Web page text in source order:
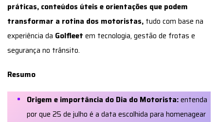
práticas, conteúdos úteis e orientações que podem
transformar a rotina dos motoristas, tudo com base na
experiência da Golfleet em tecnologia, gestão de frotas e
segurança no trânsito.
Resumo
Origem e importância do Dia do Motorista:entenda
por que 25 de julho é a data escolhida para homenagear